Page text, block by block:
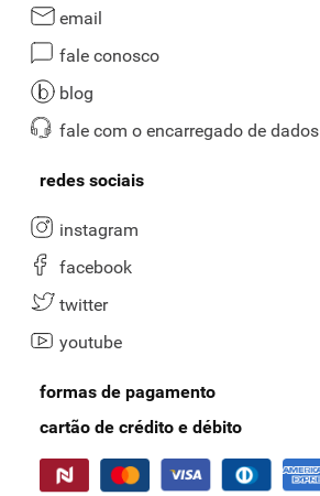
email
fale conosco
blog
fale com o encarregado de dados
redes sociais
instagram
facebook
twitter
youtube
formas de pagamento
cartão de crédito e débito